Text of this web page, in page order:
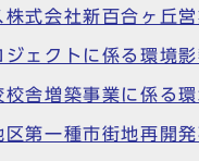
式会社新百合ヶ丘営
ェクトに係る環境影
舎増築事業に係る環
第一種市街地再開発